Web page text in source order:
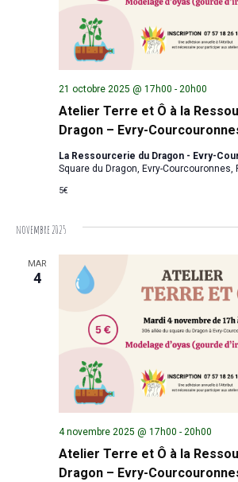
Atelier Terre et Ô à la
Dragon – Evry-
21 octobre 2025 @ 17h00 - 20h00
La Ressourcerie du Dragon - Evry-
Square du Dragon, Evry-Courcouronnes,
5€
novembre 2025
MAR
4
Atelier Terre et Ô à la
Dragon – Evry-
4 novembre 2025 @ 17h00 - 20h00